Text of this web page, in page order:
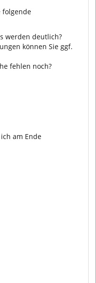
folgende
werden deutlich?
können Sie ggf.
fehlen noch?
am Ende